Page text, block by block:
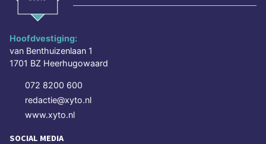
Hoofdvestiging:
van Benthuizenlaan 1
1701 BZ Heerhugowaard
072 8200 600
redactie@xyto.nl
www.xyto.nl
SOCIAL MEDIA